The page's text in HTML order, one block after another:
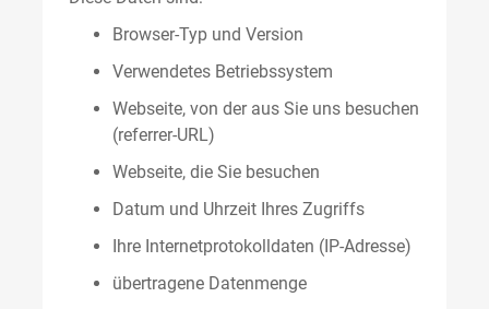
Browser-Typ und Version
Verwendetes Betriebssystem
Webseite, von der aus Sie uns besuchen
(referrer-URL)
Webseite, die Sie besuchen
Datum und Uhrzeit Ihres Zugriffs
Ihre Internetprotokolldaten (IP-Adresse)
übertragene Datenmenge